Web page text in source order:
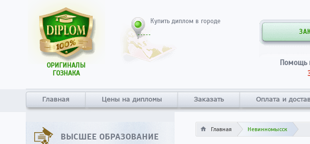
ОРИГИНАЛЫ
ГОЗНАКА
Купить диплом в городе
Помощь
Главная Цены на дипломы Заказать Оплата и
Главная Невинномысск
ВЫСШЕЕ ОБРАЗОВАНИЕ